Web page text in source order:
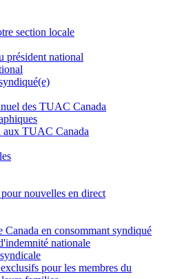
section locale
président national
des TUAC Canada
aux TUAC Canada
nouvelles en direct
Canada en consommant syndiqué
nationale
pour les membres du